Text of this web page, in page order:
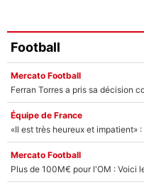
Football
Mercato Football
Équipe de France
Mercato Football